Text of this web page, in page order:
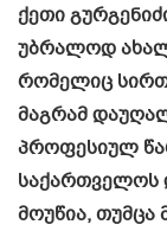
ქეთი
უბრალოდ
რომელიც
მაგრამ
პროფესიულ
საქართველოს
მოუწია,